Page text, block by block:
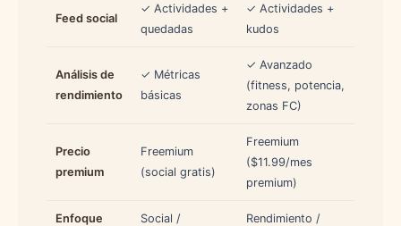
Feed social
✓ Actividades +
quedadas
✓ Actividades +
kudos
Análisis de
rendimiento
✓ Métricas
básicas
✓ Avanzado
(fitness, potencia,
zonas FC)
Precio
premium
Freemium
(social gratis)
Freemium
($11.99/mes
premium)
Enfoque
Social /
Rendimiento /